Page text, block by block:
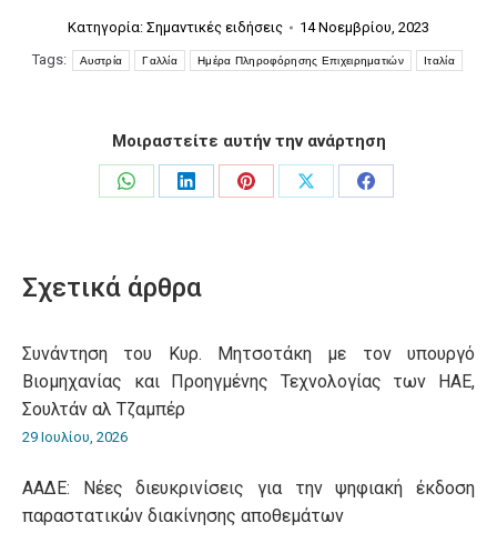
Κατηγορία: Σημαντικές ειδήσεις
14 Νοεμβρίου, 2023
Tags:
Αυστρία Γαλλία Ημέρα Πληροφόρησης Επιχειρηματιών Ιταλία
Μοιραστείτε αυτήν την ανάρτηση
Share
Share
Share
Share
Share
Σχετικά άρθρα
Συνάντηση του Κυρ. Μητσοτάκη με τον υπουργό
Βιομηχανίας και Προηγμένης Τεχνολογίας των ΗΑΕ,
Σουλτάν αλ Τζαμπέρ
29 Ιουλίου, 2026
ΑΑΔΕ: Νέες διευκρινίσεις για την ψηφιακή έκδοση
παραστατικών διακίνησης αποθεμάτων